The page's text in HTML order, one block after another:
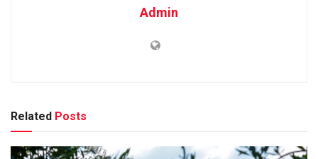
Admin
Related Posts